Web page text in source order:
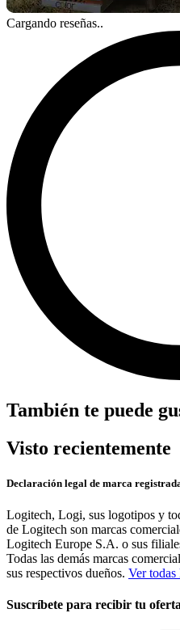
Cargando reseñas..
También te puede
Visto recientemente
Declaración legal de marca
Logitech, Logi, sus logotipos y
de Logitech son marcas
Logitech Europe S.A. o sus
Todas las demás marcas
sus respectivos dueños. Ver todas
Suscríbete para recibir tu